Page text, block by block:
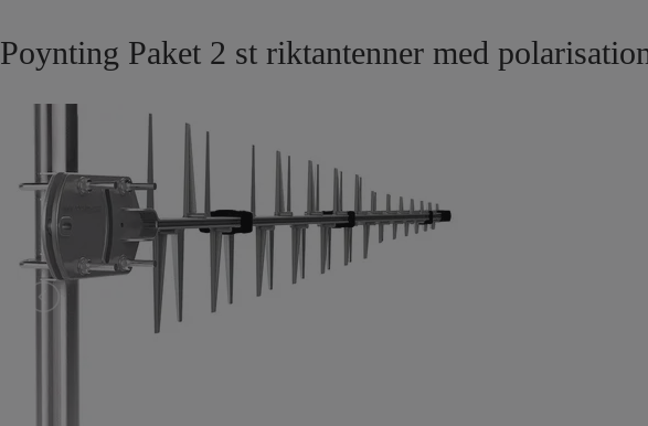
Poynting Paket 2 st riktantenner med